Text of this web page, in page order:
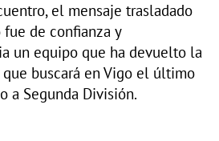
el mensaje trasladado
de confianza y
un equipo que ha devuelto la
buscará en Vigo el último
a Segunda División.